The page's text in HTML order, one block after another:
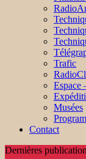
Trafic
Espace
Musées
Contact
Dernières